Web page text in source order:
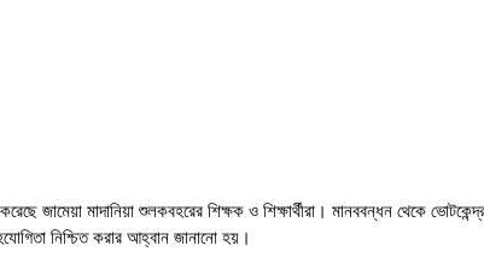
জামেয়া মাদানিয়া শুলকবহরের শিক্ষক ও শিক্ষার্থীরা। মানববন্ধন থেকে
নিশ্চিত করার আহ্বান জানানো হয়।